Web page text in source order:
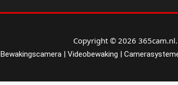
Copyright © 2026 365cam.nl.
Bewakingscamera | Videobewaking |